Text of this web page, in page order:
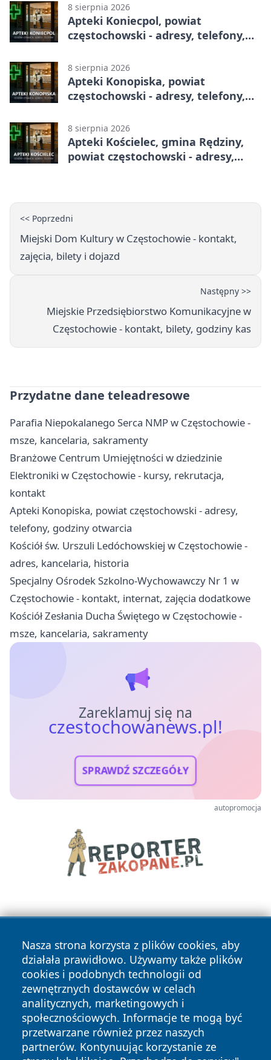
8 sierpnia 2026
Apteki Koniecpol, powiat
częstochowski - adresy, telefony,
8 sierpnia 2026
Apteki Konopiska, powiat
częstochowski - adresy, telefony,
8 sierpnia 2026
Apteki Kościelec, gmina Rędziny,
powiat częstochowski - adresy,
<< Poprzedni
Miejski Dom Kultury w Częstochowie - kontakt,
zajęcia, bilety i dojazd
Następny >>
Miejskie Przedsiębiorstwo Komunikacyjne w
Częstochowie - kontakt, bilety, godziny kas
Przydatne dane teleadresowe
Parafia Niepokalanego Serca NMP w Częstochowie -
msze, kancelaria, sakramenty
Branżowe Centrum Umiejętności w dziedzinie
Elektroniki w Częstochowie - kursy, rekrutacja,
kontakt
Apteki Konopiska, powiat częstochowski - adresy,
telefony, godziny otwarcia
Kościół św. Urszuli Ledóchowskiej w Częstochowie -
adres, kancelaria, historia
Specjalny Ośrodek Szkolno-Wychowawczy Nr 1 w
Częstochowie - kontakt, internat, zajęcia dodatkowe
Kościół Zesłania Ducha Świętego w Częstochowie -
msze, kancelaria, sakramenty
Zareklamuj się na
czestochowanews.pl!
SPRAWDŹ SZCZEGÓŁY
autopromocja
Nasza strona korzysta z plików cookies, aby
działała prawidłowo. Używamy także plików
cookies i podobnych technologii od
zewnętrznych dostawców w celach
analitycznych, marketingowych i
społecznościowych. Informacje te mogą być
przetwarzane również przez naszych
partnerów. Kontynuując korzystanie ze
Copyright © 2026 czestochowanews.pl Wszystkie prawa
zastrzeżone.
News Autorzy
Polityka
Prywatności
Polityka
Cookies